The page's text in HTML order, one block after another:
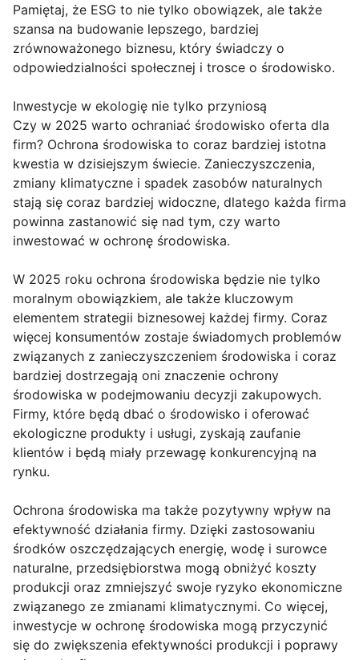
Pamiętaj, że ESG to nie tylko obowiązek, ale także
szansa na budowanie lepszego, bardziej
zrównoważonego biznesu, który świadczy o
odpowiedzialności społecznej i trosce o środowisko.
Inwestycje w ekologię nie tylko przyniosą
Czy w 2025 warto ochraniać środowisko oferta dla
firm? Ochrona środowiska to coraz bardziej istotna
kwestia w dzisiejszym świecie. Zanieczyszczenia,
zmiany klimatyczne i spadek zasobów naturalnych
stają się coraz bardziej widoczne, dlatego każda firma
powinna zastanowić się nad tym, czy warto
inwestować w ochronę środowiska.
W 2025 roku ochrona środowiska będzie nie tylko
moralnym obowiązkiem, ale także kluczowym
elementem strategii biznesowej każdej firmy. Coraz
więcej konsumentów zostaje świadomych problemów
związanych z zanieczyszczeniem środowiska i coraz
bardziej dostrzegają oni znaczenie ochrony
środowiska w podejmowaniu decyzji zakupowych.
Firmy, które będą dbać o środowisko i oferować
ekologiczne produkty i usługi, zyskają zaufanie
klientów i będą miały przewagę konkurencyjną na
rynku.
Ochrona środowiska ma także pozytywny wpływ na
efektywność działania firmy. Dzięki zastosowaniu
środków oszczędzających energię, wodę i surowce
naturalne, przedsiębiorstwa mogą obniżyć koszty
produkcji oraz zmniejszyć swoje ryzyko ekonomiczne
związanego ze zmianami klimatycznymi. Co więcej,
inwestycje w ochronę środowiska mogą przyczynić
się do zwiększenia efektywności produkcji i poprawy